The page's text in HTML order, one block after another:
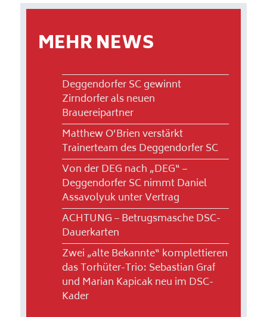
MEHR NEWS
Deggendorfer SC gewinnt
Zirndorfer als neuen
Brauereipartner
Matthew O’Brien verstärkt
Trainerteam des Deggendorfer SC
Von der DEG nach „DEG“ –
Deggendorfer SC nimmt Daniel
Assavolyuk unter Vertrag
ACHTUNG – Betrugsmasche DSC-
Dauerkarten
Zwei „alte Bekannte“ komplettieren
das Torhüter-Trio: Sebastian Graf
und Marian Kapicak neu im DSC-
Kader